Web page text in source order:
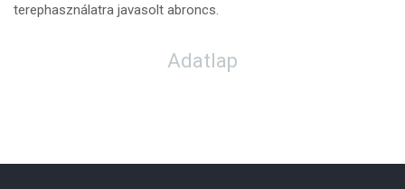
terephasználatra javasolt abroncs.
Adatlap